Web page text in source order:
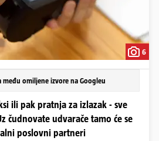
6
među omiljene izvore na Googleu
ili pak pratnja za izlazak - sve
čudnovate udvarače tamo će se
poslovni partneri